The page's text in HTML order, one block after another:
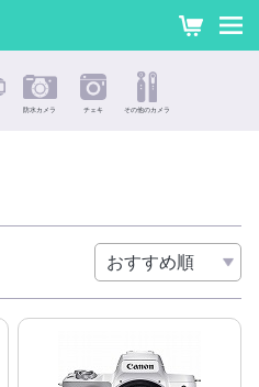
カ
防水カメラ チェキ その他のカメラ